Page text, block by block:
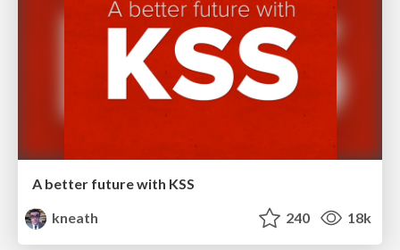
A better future with KSS
kneath
240 18k